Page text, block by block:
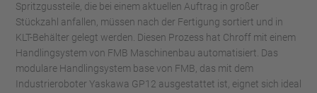
Spritzgussteile, die bei einem aktuellen Auftrag in großer
Stückzahl anfallen, müssen nach der Fertigung sortiert und in
KLT-Behälter gelegt werden. Diesen Prozess hat Chroff mit einem
Handlingsystem von FMB Maschinenbau automatisiert. Das
modulare Handlingsystem base von FMB, das mit dem
Industrieroboter Yaskawa GP12 ausgestattet ist, eignet sich ideal